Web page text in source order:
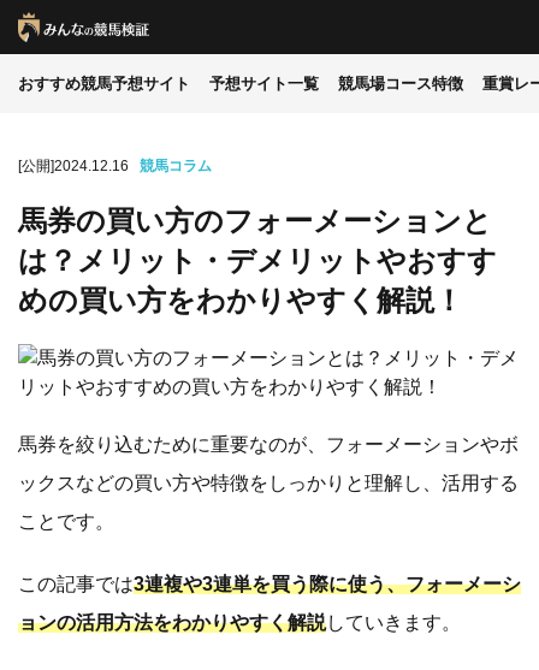
おすすめ競馬予想サイト 予想サイト一覧 競馬場コース特徴 重賞レ
[公開]2024.12.16 競馬コラム
馬券の買い方のフォーメーションと
は？メリット・デメリットやおすす
めの買い方をわかりやすく解説！
馬券を絞り込むために重要なのが、フォーメーションやボ
ックスなどの買い方や特徴をしっかりと理解し、活用する
ことです。
この記事では3連複や3連単を買う際に使う、フォーメーシ
ョンの活用方法をわかりやすく解説していきます。